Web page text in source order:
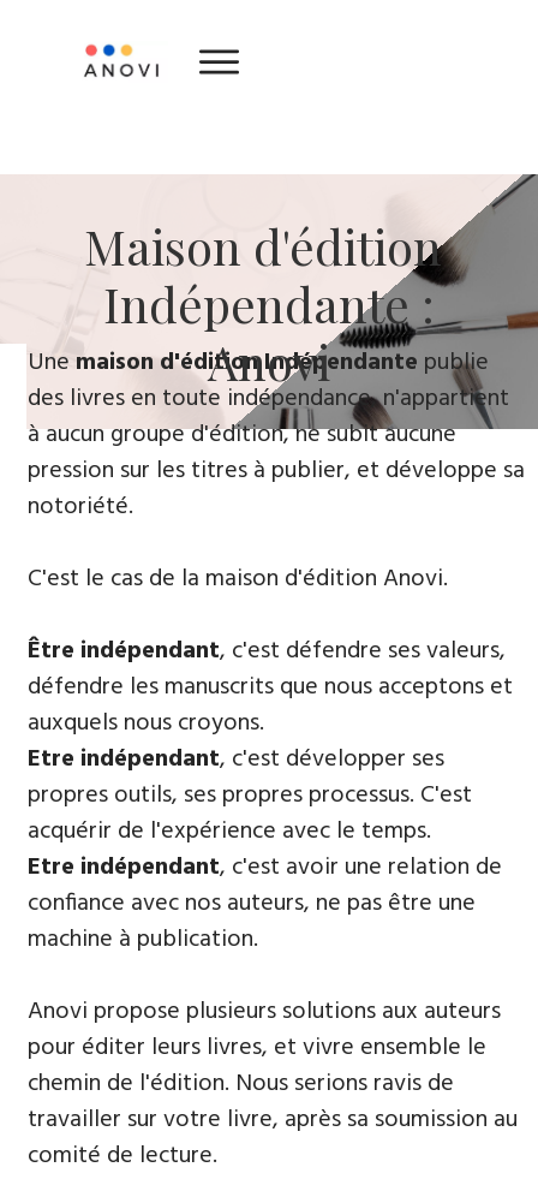
​Maison d'édition ​
Indépendante :
Anovi
​Une maison d'édition Indépendante publie
des livres en toute indépendance, n'appartient
à aucun groupe d'édition, ne subit aucune
pression sur les titres à publier, et développe sa
notoriété.
​C'est le cas de la maison d'édition Anovi.
Être indépendant, c'est défendre ses valeurs,
défendre les manuscrits que nous acceptons et
auxquels nous croyons.
Etre indépendant, c'est développer ses
propres outils, ses propres processus. C'est
acquérir de l'expérience avec le temps.
Etre indépendant, c'est avoir une relation de
confiance avec nos auteurs, ne pas être une
machine à publication.
Anovi propose plusieurs solutions aux auteurs
pour éditer leurs livres, et vivre ensemble le
chemin de l'édition. Nous serions ravis de
travailler sur votre livre, après sa soumission au
comité de lecture.